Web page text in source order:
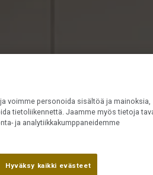
voimme personoida sisältöä ja mainoksia,
tietoliikennettä. Jaamme myös tietoja
ja analytiikkakumppaneidemme
Hyväksy kaikki evästeet